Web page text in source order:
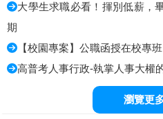
大學生求職必看！揮別低薪，
期
【校園專案】公職函授在校專
高普考人事行政-執掌人事大權
瀏覽更